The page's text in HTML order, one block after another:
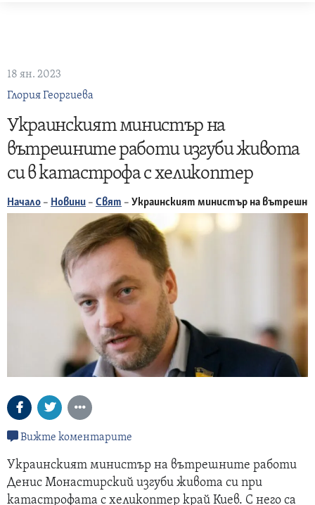
18 ян. 2023
Глория Георгиева
Украинският министър на
вътрешните работи изгуби живота
си в катастрофа с хеликоптер
Начало – Новини – Свят – Украинският министър на
Вижте коментарите
Украинският министър на вътрешните работи
Денис Монастирский изгуби живота си при
катастрофата с хеликоптер край Киев. С него са